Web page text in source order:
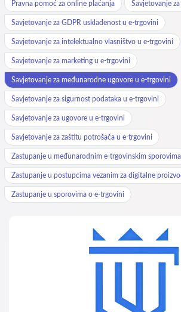
Pravna pomoć za online plaćanja Savjetovanje
Savjetovanje za GDPR usklađenost u e-trgovini
Savjetovanje za intelektualno vlasništvo u e-trgovini
Savjetovanje za marketing u e-trgovini
Savjetovanje za međunarodne ugovore u e-trgovini
Savjetovanje za sigurnost podataka u e-trgovini
Savjetovanje za ugovore u e-trgovini
Savjetovanje za zaštitu potrošača u e-trgovini
Zastupanje u međunarodnim e-trgovinskim sporovima
Zastupanje u postupcima vezanim za digitalne
Zastupanje u sporovima o e-trgovini